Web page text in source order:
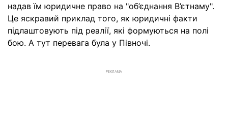
надав їм юридичне право на "об’єднання В’єтнаму".
Це яскравий приклад того, як юридичні факти
підлаштовують під реалії, які формуються на полі
бою. А тут перевага була у Півночі.
РЕКЛАМА